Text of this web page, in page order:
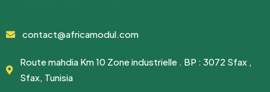
contact@africamodul.com
Route mahdia Km 10 Zone industrielle . BP : 3072 Sfax ,
Sfax, Tunisia